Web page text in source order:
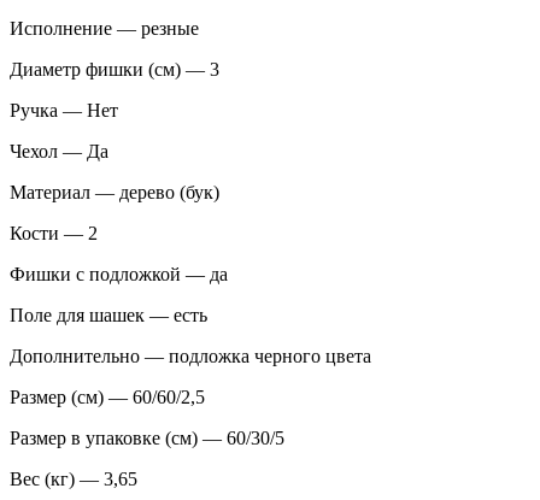
Исполнение — резные
Диаметр фишки (см) — 3
Ручка — Нет
Чехол — Да
Материал — дерево (бук)
Кости — 2
Фишки с подложкой — да
Поле для шашек — есть
Дополнительно — подложка черного цвета
Размер (см) — 60/60/2,5
Размер в упаковке (см) — 60/30/5
Вес (кг) — 3,65